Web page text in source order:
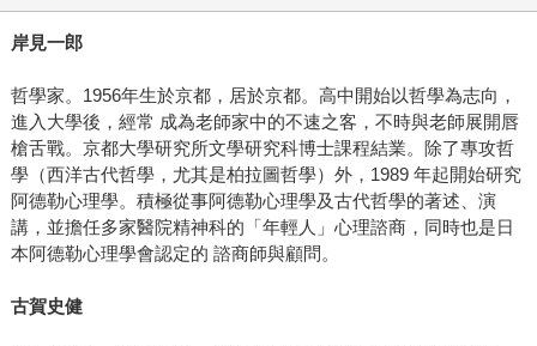
岸見一郎
哲學家。1956年生於京都，居於京都。高中開始以哲學為志向，
進入大學後，經常 成為老師家中的不速之客，不時與老師展開唇
槍舌戰。京都大學研究所文學研究科博士課程結業。除了專攻哲
學（西洋古代哲學，尤其是柏拉圖哲學）外，1989 年起開始研究
阿德勒心理學。積極從事阿德勒心理學及古代哲學的著述、演
講，並擔任多家醫院精神科的「年輕人」心理諮商，同時也是日
本阿德勒心理學會認定的 諮商師與顧問。
古賀史健